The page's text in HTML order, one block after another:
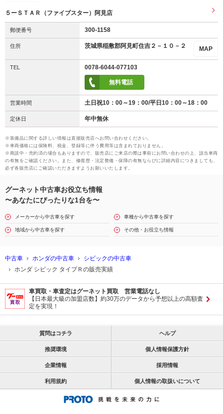
５ーＳＴＡＲ（ファイブスター）阿見店
郵便番号 300-1158
住所 MAP
茨城県稲敷郡阿見町住吉２－１０－２
TEL 0078-6044-077103
無料電話
営業時間 土日祝10：00～19：00/平日10：00～18：00
定休日 年中無休
※装備品に関する詳しい情報は直接販売店へお問い合わせください。
※車両価格には保険料、税金、登録等に伴う費用等は含まれておりません。
※商談中・売約済の場合もありますので、販売店にご来店の際は事前にお問い合わせの上、該当車両
の有無をご確認ください。また、修復歴・法定整備・保障の有無ならびに詳細内容につきましても、
必ず各販売店にご確認いただきますようお願いいたします。
グーネット中古車お役立ち情報
〜あなたにぴったりな1台を〜
メーカーから中古車を探す 車種から中古車を探す
地域から中古車を探す その他・お役立ち情報
中古車 ホンダの中古車
シビックの中古車
ホンダ シビック タイプＲの販売実績
車買取・車査定はグーネット買取 営業電話なし
【日本最大級の加盟店数】約30万のデータから予想以上の高額査
定を実現！
質問はコチラ ヘルプ
推奨環境 個人情報保護方針
企業情報 採用情報
利用規約 個人情報の取扱いについて